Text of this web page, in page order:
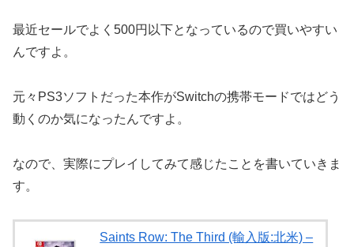
最近セールでよく500円以下となっているので買いやすい
んですよ。
元々PS3ソフトだった本作がSwitchの携帯モードではどう
動くのか気になったんですよ。
なので、実際にプレイしてみて感じたことを書いていきま
す。
Saints Row: The Third (輸入版:北米) –